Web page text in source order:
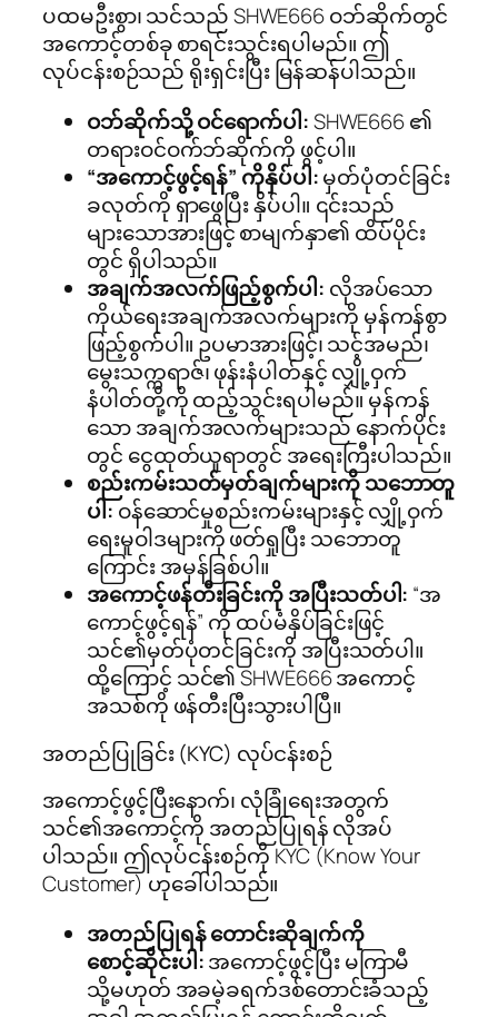
ပထမဦးစွာ၊ သင်သည် SHWE666 ဝဘ်ဆိုက်တွင်
အကောင့်တစ်ခု စာရင်းသွင်းရပါမည်။ ဤ
လုပ်ငန်းစဉ်သည် ရိုးရှင်းပြီး မြန်ဆန်ပါသည်။
ဝဘ်ဆိုက်သို့ ဝင်ရောက်ပါ:SHWE666 ၏
တရားဝင်ဝက်ဘ်ဆိုက်ကို ဖွင့်ပါ။
“အကောင့်ဖွင့်ရန်” ကိုနှိပ်ပါ:မှတ်ပုံတင်ခြင်း
ခလုတ်ကို ရှာဖွေပြီး နှိပ်ပါ။ ၎င်းသည်
များသောအားဖြင့် စာမျက်နှာ၏ ထိပ်ပိုင်း
တွင် ရှိပါသည်။
အချက်အလက်ဖြည့်စွက်ပါ: လိုအပ်သော
ကိုယ်ရေးအချက်အလက်များကို မှန်ကန်စွာ
ဖြည့်စွက်ပါ။ ဥပမာအားဖြင့်၊ သင့်အမည်၊
မွေးသက္ကရာဇ်၊ ဖုန်းနံပါတ်နှင့် လျှို့ဝှက်
နံပါတ်တို့ကို ထည့်သွင်းရပါမည်။ မှန်ကန်
သော အချက်အလက်များသည် နောက်ပိုင်း
တွင် ငွေထုတ်ယူရာတွင် အရေးကြီးပါသည်။
စည်းကမ်းသတ်မှတ်ချက်များကို သဘောတူ
ပါ: ဝန်ဆောင်မှုစည်းကမ်းများနှင့် လျှို့ဝှက်
ရေးမူဝါဒများကို ဖတ်ရှုပြီး သဘောတူ
ကြောင်း အမှန်ခြစ်ပါ။
အကောင့်ဖန်တီးခြင်းကို အပြီးသတ်ပါ: “အ
ကောင့်ဖွင့်ရန်” ကို ထပ်မံနှိပ်ခြင်းဖြင့်
သင်၏မှတ်ပုံတင်ခြင်းကို အပြီးသတ်ပါ။
ထို့ကြောင့် သင်၏ SHWE666 အကောင့်
အသစ်ကို ဖန်တီးပြီးသွားပါပြီ။
အတည်ပြုခြင်း (KYC) လုပ်ငန်းစဉ်
အကောင့်ဖွင့်ပြီးနောက်၊ လုံခြုံရေးအတွက်
သင်၏အကောင့်ကို အတည်ပြုရန် လိုအပ်
ပါသည်။ ဤလုပ်ငန်းစဉ်ကို KYC (Know Your
Customer) ဟုခေါ်ပါသည်။
အတည်ပြုရန် တောင်းဆိုချက်ကို
စောင့်ဆိုင်းပါ:အကောင့်ဖွင့်ပြီး မကြာမီ
သို့မဟုတ် အခမဲ့ခရက်ဒစ်တောင်းခံသည့်